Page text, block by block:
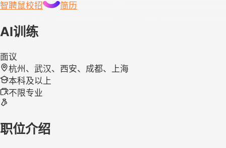
智聘鼠校招 简历
AI训练
面议
杭州、武汉、西安、成都、上海
本科及以上
不限专业
职位介绍